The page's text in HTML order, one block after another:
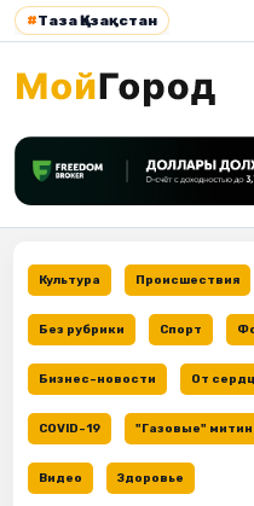
#Таза Қазақстан
Культура Происшествия
Без рубрики Спорт
Бизнес-новости От
COVID-19 "Газовые"
Видео Здоровье